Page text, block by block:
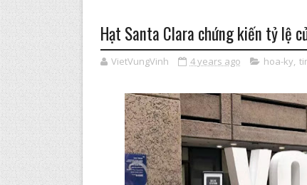
Hạt Santa Clara chứng kiến ​​tỷ lệ
VietVungVinh 4 years ago hoa-ky,